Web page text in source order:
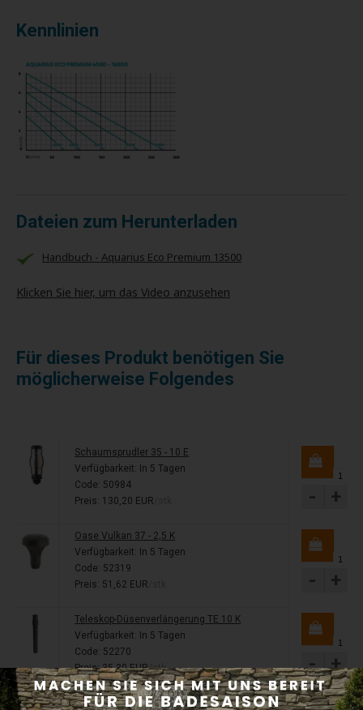
Kennlinien
Dateien zum Herunterladen
Handbuch - Aquarius Eco Premium 13500
Klicken Sie hier, um das Video anzusehen
Für dieses Produkt benötigen Sie
möglicherweise Folgendes
Schaumsprudler 35 - 10 E
Verfügbarkeit: In 5 Tagen
Code: 50984
Preis: 130,20 EUR
- +
Oase Vulkan 37 - 2,5 K
Verfügbarkeit: In 5 Tagen
Code: 52319
Preis: 51,62 EUR
- +
Teleskop-Düsenverlängerung TE 10 K
Verfügbarkeit: In 5 Tagen
Code: 52270
Preis: 35,30 EUR/stk - +
Oase AquaActiv PumpClean 500 ml -